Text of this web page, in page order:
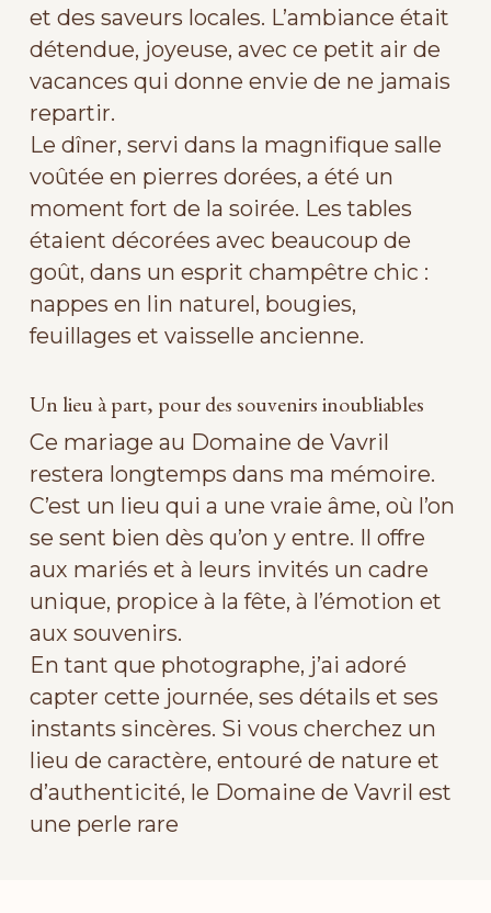
et des saveurs locales. L’ambiance était
détendue, joyeuse, avec ce petit air de
vacances qui donne envie de ne jamais
repartir.
Le dîner, servi dans la magnifique salle
voûtée en pierres dorées, a été un
moment fort de la soirée. Les tables
étaient décorées avec beaucoup de
goût, dans un esprit champêtre chic :
nappes en lin naturel, bougies,
feuillages et vaisselle ancienne.
Un lieu à part, pour des souvenirs inoubliables
Ce mariage au Domaine de Vavril
restera longtemps dans ma mémoire.
C’est un lieu qui a une vraie âme, où l’on
se sent bien dès qu’on y entre. Il offre
aux mariés et à leurs invités un cadre
unique, propice à la fête, à l’émotion et
aux souvenirs.
En tant que photographe, j’ai adoré
capter cette journée, ses détails et ses
instants sincères. Si vous cherchez un
lieu de caractère, entouré de nature et
d’authenticité, le Domaine de Vavril est
une perle rare